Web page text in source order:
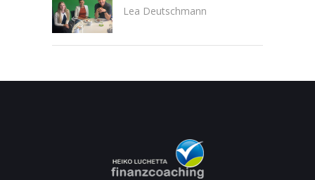
Lea Deutschmann